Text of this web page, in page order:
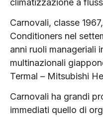
Carnovali, classe
Conditioners nel
anni ruoli manageriali
multinazionali
Termal – Mitsubishi
Carnovali ha grandi
immediati quello di